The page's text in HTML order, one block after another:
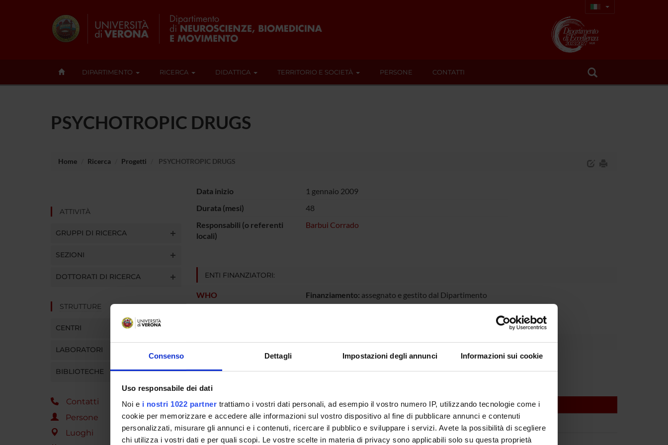
Consenso Dettagli Impostazioni degli annunci Informazioni sui cookie
Uso responsabile dei dati
Noi e i nostri 1022 partner trattiamo i vostri dati personali, ad esempio il vostro numero IP, utilizzando tecnologie come i
cookie per memorizzare e accedere alle informazioni sul vostro dispositivo al fine di pubblicare annunci e contenuti
personalizzati, misurare gli annunci e i contenuti, ricercare il pubblico e sviluppare i servizi. Avete la possibilità di scegliere
chi utilizza i vostri dati e per quali scopi. Le vostre scelte in materia di privacy sono applicabili solo su questa proprietà
DIPARTIMENTO RICERCA DIDATTICA TERRITORIO E SOCIETÀ PERSONE CONTATTI
PSYCHOTROPIC DRUGS
Home Ricerca Progetti PSYCHOTROPIC DRUGS
ATTIVITÀ
GRUPPI DI RICERCA
SEZIONI
DOTTORATI DI RICERCA
STRUTTURE
CENTRI
LABORATORI
BIBLIOTECHE
Contatti
Persone
Luoghi
Data inizio
1 gennaio 2009
Durata (mesi)
48
Responsabili (o referenti
locali)
Barbui Corrado
ENTI FINANZIATORI:
WHO Finanziamento: assegnato e gestito dal Dipartimento
PARTECIPANTI AL PROGETTO
Professore ordinario
AREE DI RICERCA COINVOLTE DAL PROGETTO
Psychiatry